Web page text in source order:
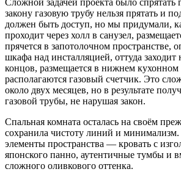
закону газовую трубу нельзя прятать и
должен быть доступ, но мы придумали,
проходит через холл в санузел,
прячется в запотолочном пространстве,
шкафа над инсталляцией, оттуда
концов, размещается в нижнем
располагаются газовый счетчик. Это
около двух месяцев, но в результате
газовой трубы, не нарушая закон.
Спальная комната осталась на своём
сохранила чистоту линий и минимализм.
элементы пространства — кровать с
японского панно, аутентичные тумбы и
сложного оливкового оттенка.